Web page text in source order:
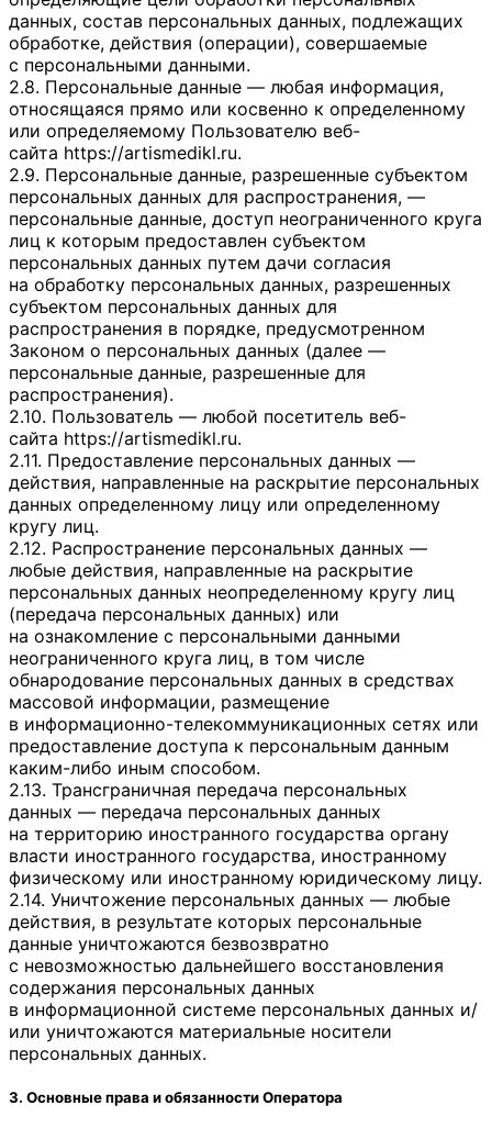
данных, состав персональных данных, подлежащих
обработке, действия (операции), совершаемые
с персональными данными.
2.8. Персональные данные — любая информация,
относящаяся прямо или косвенно к определенному
или определяемому Пользователю веб-
сайта https://artismedikl.ru.
2.9. Персональные данные, разрешенные субъектом
персональных данных для распространения, —
персональные данные, доступ неограниченного круга
лиц к которым предоставлен субъектом
персональных данных путем дачи согласия
на обработку персональных данных, разрешенных
субъектом персональных данных для
распространения в порядке, предусмотренном
Законом о персональных данных (далее —
персональные данные, разрешенные для
распространения).
2.10. Пользователь — любой посетитель веб-
сайта https://artismedikl.ru.
2.11. Предоставление персональных данных —
действия, направленные на раскрытие персональных
данных определенному лицу или определенному
кругу лиц.
2.12. Распространение персональных данных —
любые действия, направленные на раскрытие
персональных данных неопределенному кругу лиц
(передача персональных данных) или
на ознакомление с персональными данными
неограниченного круга лиц, в том числе
обнародование персональных данных в средствах
массовой информации, размещение
в информационно-телекоммуникационных сетях или
предоставление доступа к персональным данным
каким-либо иным способом.
2.13. Трансграничная передача персональных
данных — передача персональных данных
на территорию иностранного государства органу
власти иностранного государства, иностранному
физическому или иностранному юридическому лицу.
2.14. Уничтожение персональных данных — любые
действия, в результате которых персональные
данные уничтожаются безвозвратно
с невозможностью дальнейшего восстановления
содержания персональных данных
в информационной системе персональных данных и/
или уничтожаются материальные носители
персональных данных.
3. Основные права и обязанности Оператора